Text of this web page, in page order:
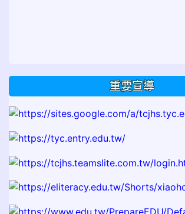
重要宣導